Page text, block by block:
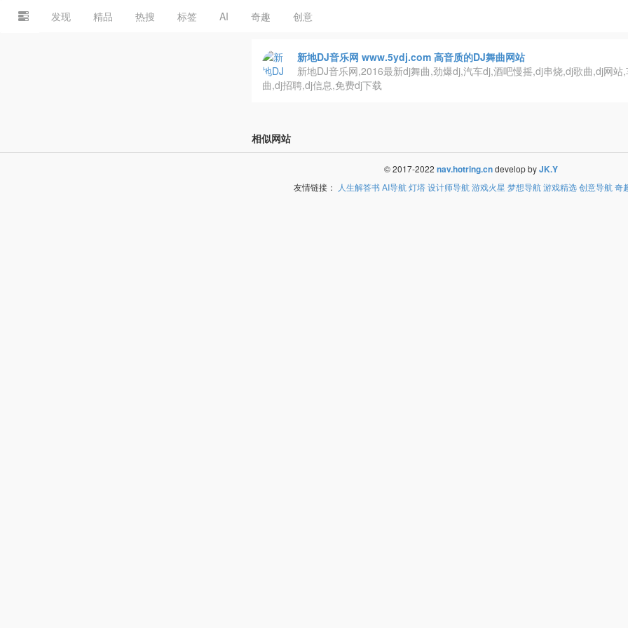
发现 精品 热搜 标签 AI 奇趣 创意
新地DJ音乐网 www.5ydj.com 高音质的DJ舞曲网站
新地DJ音乐网,2016最新dj舞曲,劲爆dj,汽车dj,酒吧慢摇,dj串烧,dj歌曲,dj网站
曲,dj招聘,dj信息,免费dj下载
相似网站
© 2017-2022 nav.hotring.cndevelop byJK.Y
友情链接： 人生解答书AI导航灯塔设计师导航游戏火星 梦想导航游戏精选创意导航奇